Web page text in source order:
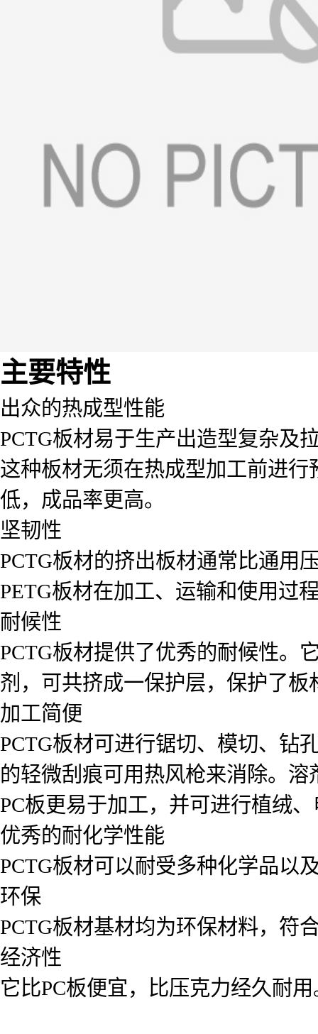
主要特性
出众的热成型性能
PCTG板材易于生产出造型复杂及
这种板材无须在热成型加工前进
低，成品率更高。
坚韧性
PCTG板材的挤出板材通常比通用
PETG板材在加工、运输和使用过
耐候性
PCTG板材提供了优秀的耐候性。
剂，可共挤成一保护层，保护了
加工简便
PCTG板材可进行锯切、模切、钻
的轻微刮痕可用热风枪来消除。
PC板更易于加工，并可进行植绒
优秀的耐化学性能
PCTG板材可以耐受多种化学品以
环保
PCTG板材基材均为环保材料，符
经济性
它比PC板便宜，比压克力经久耐用